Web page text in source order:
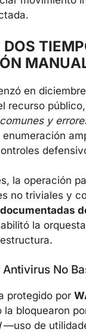
DOS
en
recurso
y
enumeración
la operación
no triviales y
la
Antivirus No
protegido por
la bloquearon
—uso de